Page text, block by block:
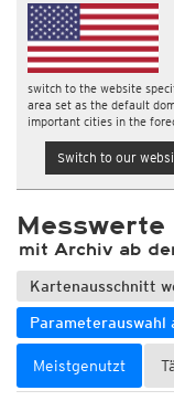
switch to the website
area set as the default
important cities in the
Switch to our
Messwerte
mit Archiv ab
Kartenausschnitt
Parameterauswahl
Meistgenutzt